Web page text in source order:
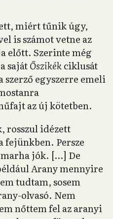
miért tűnik úgy,
is számot vetne az
előtt. Szerinte még
sajátŐszikékciklusát
egyszerre emeli
az új kötetben.
rosszul idézett
fejünkben. Persze
jók. […] De
Arany mennyire
tudtam, sosem
olvasó. Nem
nőttem fel az aranyi